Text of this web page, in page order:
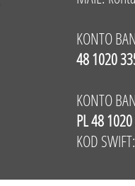
KONTO
48 1020
KONTO
PL 48
KOD SWIFT: